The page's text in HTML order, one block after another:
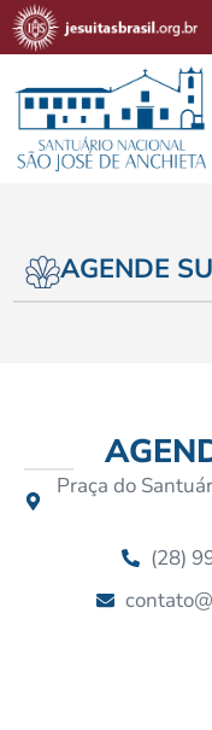
AGENDE
Praça do
(28)